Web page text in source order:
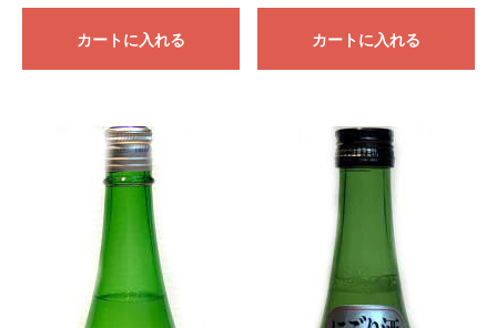
カートに入れる カートに入れる